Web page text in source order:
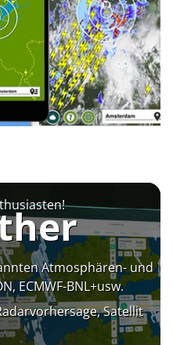
Atmosphären- und
ECMWF-BNL+usw.
Satellit